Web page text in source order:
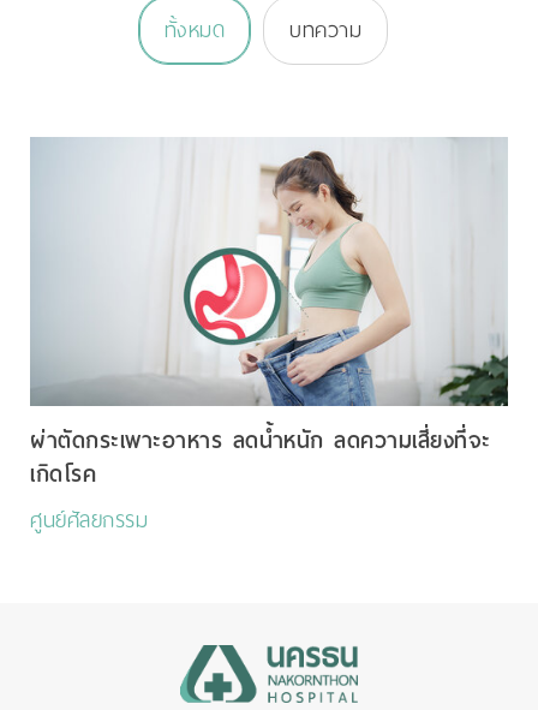
ทั้งหมด บทความ
ผ่าตัดกระเพาะอาหาร ลดน้ำหนัก ลดความเสี่ยงที่จะ
เกิดโรค
ศูนย์ศัลยกรรม